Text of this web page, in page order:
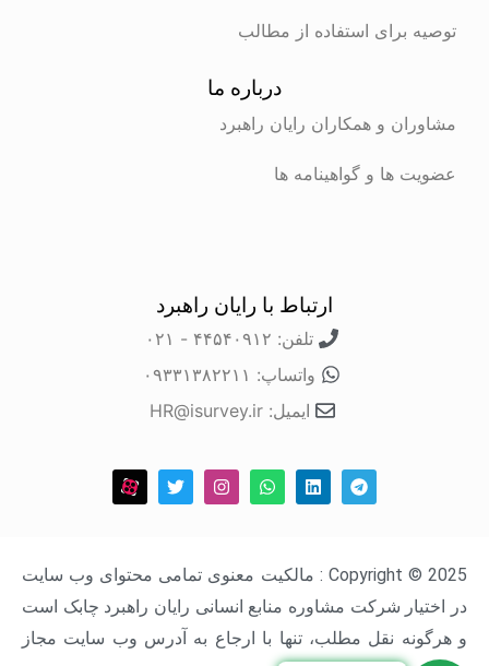
توصیه برای استفاده از مطالب
درباره ما
مشاوران و همکاران رایان راهبرد
عضویت ها و گواهینامه ها
ارتباط با رایان راهبرد
تلفن: ۴۴۵۴۰۹۱۲ - ۰۲۱
واتساپ: ۰۹۳۳۱۳۸۲۲۱۱
ایمیل: HR@isurvey.ir
Copyright © 2025 : مالکیت معنوی تمامی محتوای وب سایت
در اختیار شرکت مشاوره منابع انسانی رایان راهبرد چابک است
و هرگونه نقل مطلب، تنها با ارجاع به آدرس وب سایت مجاز